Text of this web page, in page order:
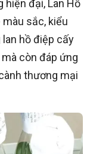
hiện đại, Lan Hồ
sắc, kiểu
hồ điệp cấy
còn đáp ứng
thương mại